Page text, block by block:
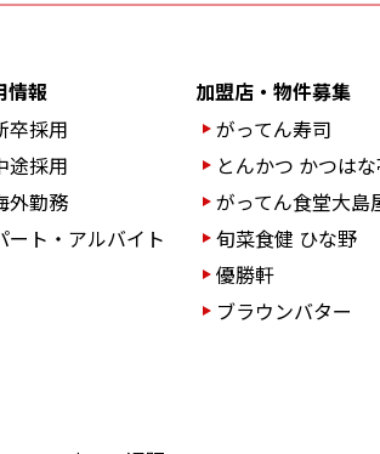
情報
卒採用
途採用
外勤務
ート・アルバイト
加盟店・物件募集
がってん寿司
とんかつ かつは
がってん食堂大島
旬菜食健 ひな野
優勝軒
ブラウンバター